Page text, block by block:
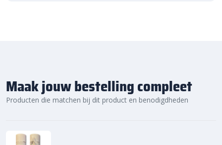
Maak jouw bestelling compleet
Producten die matchen bij dit product en benodigdheden